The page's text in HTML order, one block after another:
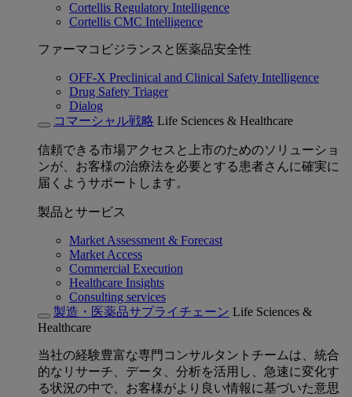
Cortellis Regulatory Intelligence
Cortellis CMC Intelligence
ファーマコビジランスと医薬品安全性
OFF-X Preclinical and Clinical Safety Intelligence
Drug Safety Triager
Dialog
コマーシャル戦略 Life Sciences & Healthcare
信頼できる市場アクセスと上市のためのソリューショ
ンが、お客様の治療法を必要とする患者さんに確実に
届くようサポートします。
製品とサービス
Market Assessment & Forecast
Market Access
Commercial Execution
Healthcare Insights
Consulting services
製造・医薬品サプライチェーン Life Sciences &
Healthcare
当社の経験豊富な専門コンサルタントチームは、統合
的なリサーチ、データ、分析を活用し、急速に変化す
る状況の中で、お客様がより良い情報に基づいた意思